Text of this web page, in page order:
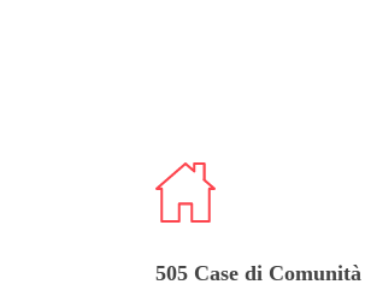
505 Case di Comunità